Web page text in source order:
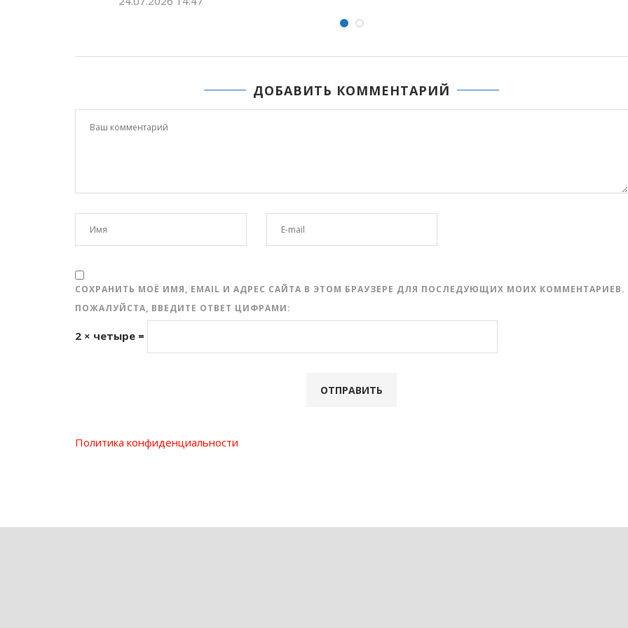
ДОБАВИТЬ КОММЕНТАРИЙ
СОХРАНИТЬ МОЁ ИМЯ, EMAIL И АДРЕС САЙТА В ЭТОМ БРАУЗЕРЕ ДЛЯ ПОСЛЕДУЮЩИХ МОИХ КОММЕНТАРИЕВ.
ПОЖАЛУЙСТА, ВВЕДИТЕ ОТВЕТ ЦИФРАМИ:
2 × четыре =
Политика конфиденциальности